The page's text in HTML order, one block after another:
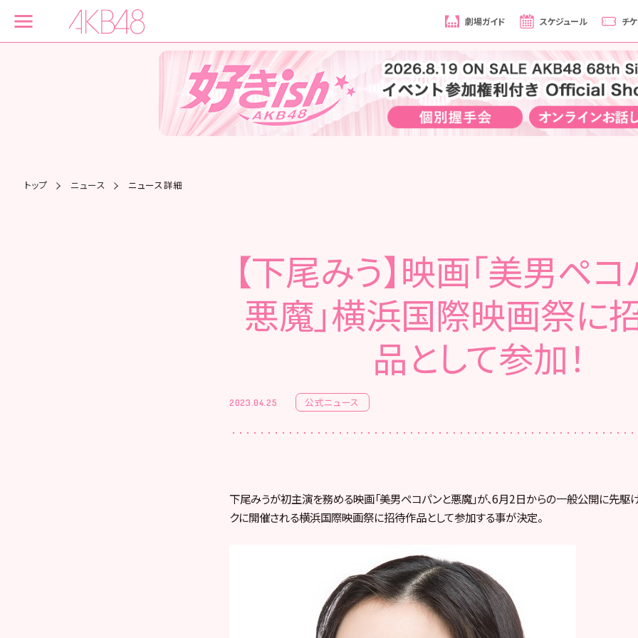
劇場ガイド スケジュール チ
トップ ニュース ニュース詳細
【下尾みう】映画「美男ペ
悪魔」横浜国際映画祭に
品として参加！
2023.04.25 公式ニュース
下尾みうが初主演を務める映画「美男ペコパンと悪魔」が、6月2日からの一般公開に先駆
クに開催される横浜国際映画祭に招待作品として参加する事が決定。